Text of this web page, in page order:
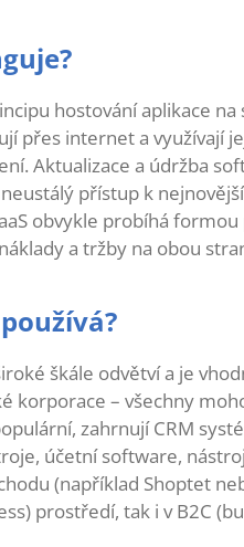
hostování aplikace
přes internet a využívají
Aktualizace a údržba
přístup k
obvykle probíhá
a tržby na obou
škále odvětví a je
korporace – všechny
zahrnují CRM
účetní software,
(například Shoptet
prostředí, tak i v B2C